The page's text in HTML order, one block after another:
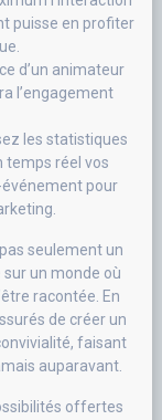
puisse en profiter
d’un animateur
l’engagement
les statistiques
temps réel vos
pour
seulement un
un monde où
racontée. En
de créer un
faisant
auparavant.
offertes